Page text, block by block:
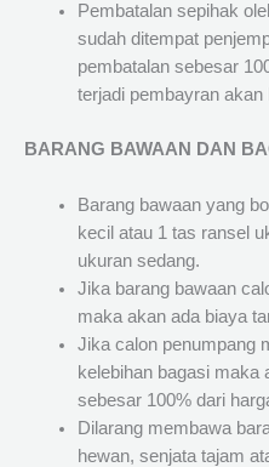
Pembatalan sepihak
sudah ditempat
pembatalan sebesar
terjadi pembayran akan
BARANG BAWAAN DAN
Barang bawaan yang
kecil atau 1 tas ransel
ukuran sedang.
Jika barang bawaan
maka akan ada biaya
Jika calon penumpang
kelebihan bagasi maka
sebesar 100% dari
Dilarang membawa
hewan, senjata tajam